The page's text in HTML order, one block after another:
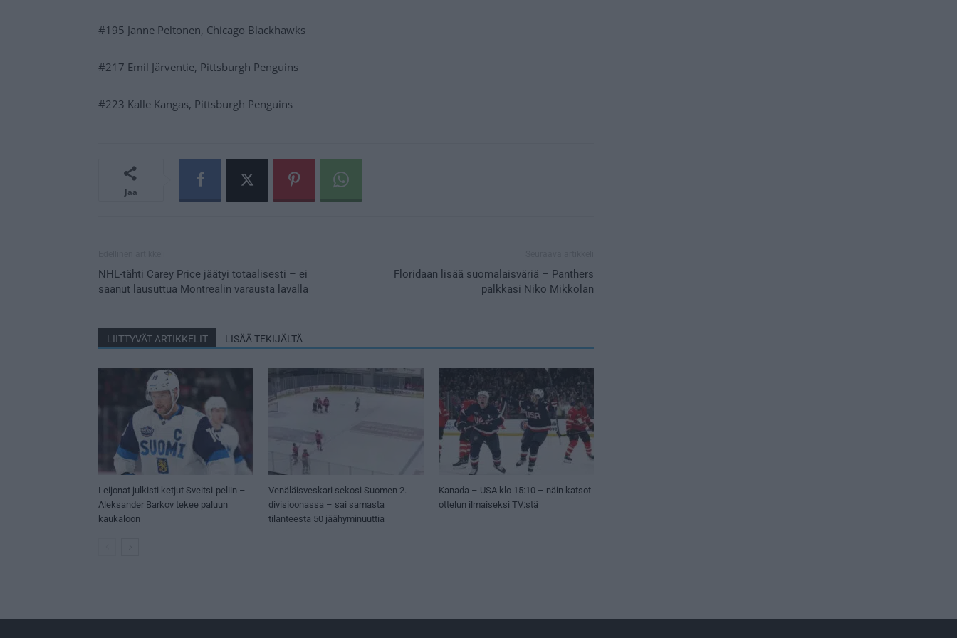
#195 Janne Peltonen, Chicago Blackhawks
#217 Emil Järventie, Pittsburgh Penguins
#223 Kalle Kangas, Pittsburgh Penguins
Jaa
NHL-tähti Carey Price jäätyi totaalisesti – ei
saanut lausuttua Montrealin varausta lavalla
Floridaan lisää suomalaisväriä – Panthers
palkkasi Niko Mikkolan
LIITTYVÄT ARTIKKELIT LISÄÄ TEKIJÄLTÄ
Leijonat julkisti ketjut Sveitsi-peliin –
Aleksander Barkov tekee paluun
kaukaloon
Venäläisveskari sekosi Suomen 2.
divisioonassa – sai samasta
tilanteesta 50 jäähyminuuttia
Kanada – USA klo 15:10 – näin katsot
ottelun ilmaiseksi TV:stä